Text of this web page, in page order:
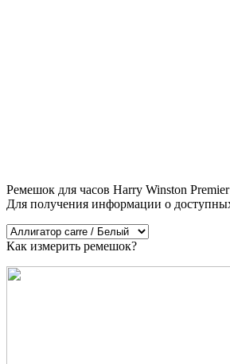
Ремешок для часов Harry Winston
Для получения информации о
Как измерить ремешок?